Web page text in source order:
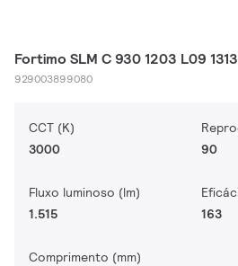
Fortimo SLM C 930 1203 L09
929003899080
CCT (K)
3000
90
Fluxo luminoso (lm)
1.515
163
Comprimento (mm)